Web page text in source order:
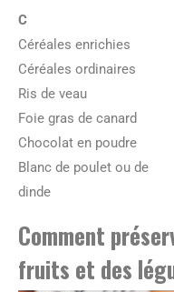
C
Céréales enrichies
Céréales ordinaires
Ris de veau
Foie gras de canard
Chocolat en poudre
Blanc de poulet ou de
dinde
Comment
fruits et des